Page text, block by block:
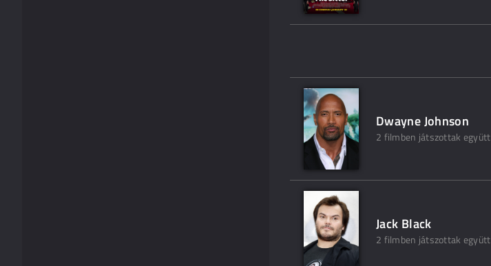
Dwayne Johnson
2 filmben játszottak együtt
Jack Black
2 filmben játszottak együtt